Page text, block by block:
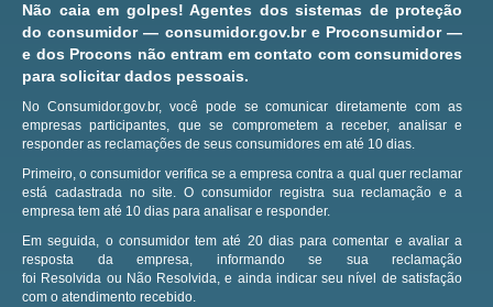
Não caia em golpes! Agentes dos sistemas de proteção
do consumidor — consumidor.gov.br e Proconsumidor —
e dos Procons não entram em contato com consumidores
para solicitar dados pessoais.
No Consumidor.gov.br, você pode se comunicar diretamente com as
empresas participantes, que se comprometem a receber, analisar e
responder as reclamações de seus consumidores em até 10 dias.
Primeiro, o consumidor verifica se a empresa contra a qual quer reclamar
está cadastrada no site.O consumidor registra sua reclamação e a
empresa tem até 10 dias para analisar e responder.
Em seguida, o consumidor tem até 20 dias para comentar e avaliar a
resposta da empresa, informando se sua reclamação
foi Resolvida ou Não Resolvida, e ainda indicar seu nível de satisfação
com o atendimento recebido.